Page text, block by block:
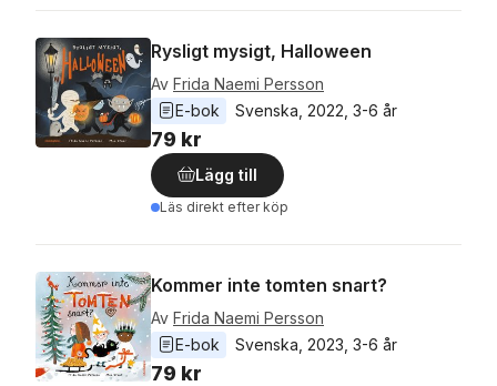
Rysligt mysigt, Halloween
Av Frida Naemi Persson
E-bok
Svenska 2022 3-6 år
79 kr
Lägg till
Läs direkt efter köp
Kommer inte tomten snart?
Av Frida Naemi Persson
E-bok
Svenska 2023 3-6 år
79 kr